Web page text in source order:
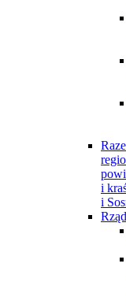
i
i